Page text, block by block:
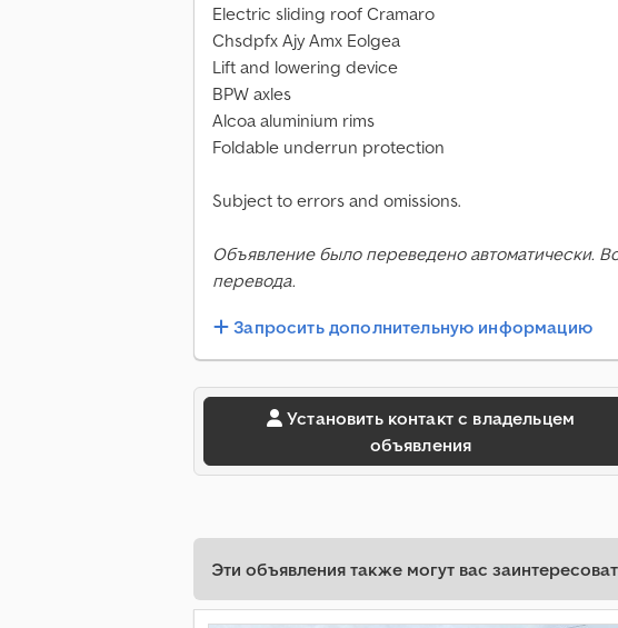
Electric sliding roof Cramaro
Chsdpfx Ajy Amx Eolgea
Lift and lowering device
BPW axles
Alcoa aluminium rims
Foldable underrun protection
Subject to errors and omissions.
Объявление было переведено автоматически.
перевода.
Запросить дополнительную информацию
Установить контакт с владельцем
объявления
Эти объявления также могут вас